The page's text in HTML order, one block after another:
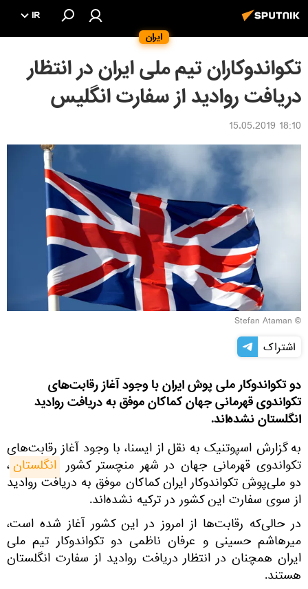
ایران
IR
تکواندوکاران تیم ملی ایران در انتظار
دریافت روادید از سفارت انگلیس
18:10 15.05.2019
© Stefan Ataman
اشتراک
دو تکواندوکار ملی پوش ایران با وجود آغاز رقابت‌های
تکواندوی قهرمانی جهان کماکان موفق به دریافت روادید
انگلستان نشده‌اند.
به گزارش اسپوتنیک به نقل از ایسنا، با وجود آغاز رقابت‌های
تکواندوی قهرمانی جهان در شهر منچستر کشور انگلستان،
دو ملی‌پوش تکواندوکار ایران کماکان موفق به دریافت روادید
از سوی سفارت این کشور در ترکیه نشده‌اند.
در حالی‌که رقابت‌ها از امروز در این کشور آغاز شده است،
میرهاشم حسینی و عرفان ناظمی دو تکواندوکار تیم ملی
ایران همچنان در انتظار دریافت روادید از سفارت انگلستان
هستند.